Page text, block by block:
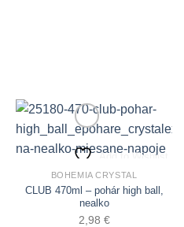
Add to Wishlist
BOHEMIA CRYSTAL
CLUB 470ml – pohár high ball,
nealko
2,98 €